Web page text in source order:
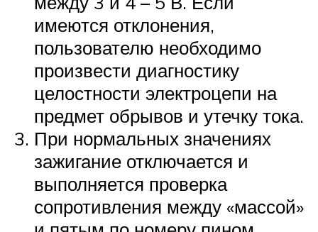
имеются отклонения,
пользователю необходимо
произвести диагностику
целостности электроцепи на
предмет обрывов и утечку тока.
При нормальных значениях
зажигание отключается и
выполняется проверка
сопротивления между «массой»